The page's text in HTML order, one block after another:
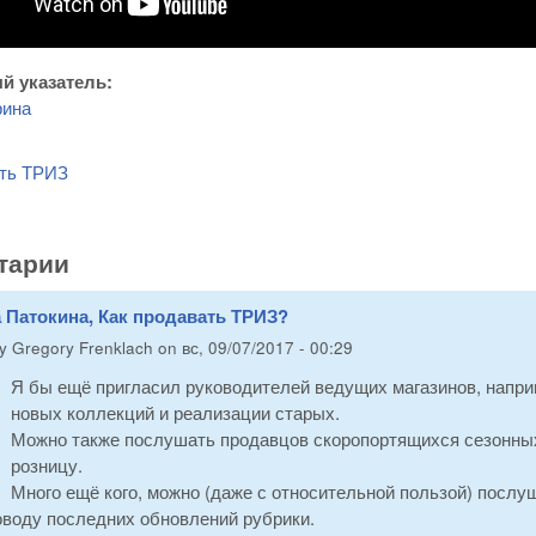
указатель:
ТРИЗ
Как продавать ТРИЗ?
Gregory Frenklach on вс, 09/07/2017 - 00:29
Я бы ещё пригласил руководителей ведущих магазинов,
новых коллекций и реализации старых.
Можно также послушать продавцов скоропортящихся
розницу.
Много ещё кого, можно (даже с относительной пользой)
последних обновлений рубрики.